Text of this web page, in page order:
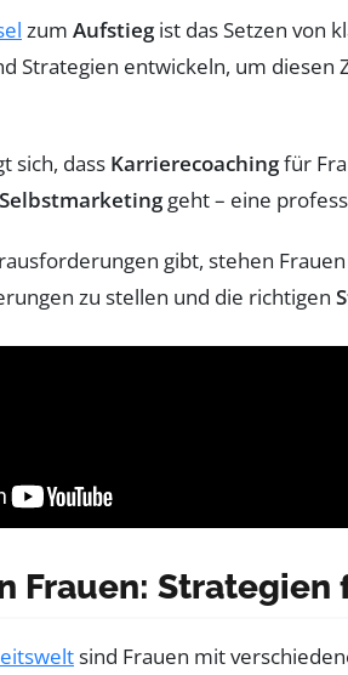
zum Aufstiegist das Setzen von
Strategien entwickeln, um
sich, dass Karrierecoachingfür
Selbstmarketinggeht – eine
gibt, stehen
zu stellen und die richtigen
Frauen:
sind Frauen mit